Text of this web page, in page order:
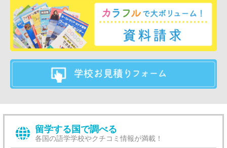
留学する国で調べる
各国の語学学校やクチコミ情報が満載！